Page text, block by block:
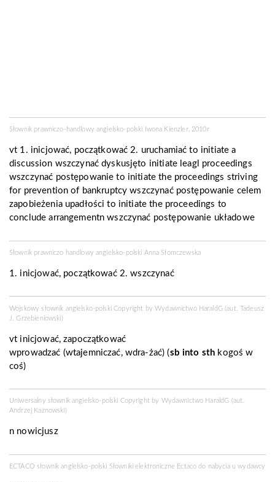
Słownik prawniczo-handlowy angielsko-polski Iwona Kienzler, 2010r
vt 1. inicjować, początkować 2. uruchamiać to initiate a
discussion wszczynać dyskusjęto initiate leagl proceedings
wszczynać postępowanie to initiate the proceedings striving
for prevention of bankruptcy wszczynać postępowanie celem
zapobieżenia upadłości to initiate the proceedings to
conclude arrangementn wszczynać postępowanie układowe
Słownik prawniczo handlowy angielsko-polski Anna Słomczewska
1. inicjować, początkować 2. wszczynać
Wojskowy słownik angielsko-polski Copyright byWydawnictwo HaraldG(aut. Tadeusz
J. Grzebieniowski)
vt inicjować, zapoczątkować
wprowadzać (wtajemniczać, wdra-żać) (sb into sth kogoś w
coś)
Uniwersalny słownik angielsko-polski Copyright by Wydawnictwo HaraldG (aut.
Andrzej Kaznowski)
n nowicjusz
ECTACO słownik angielsko-polski Słowniki elektroniczne Ectaco do nabycia uwydawcy